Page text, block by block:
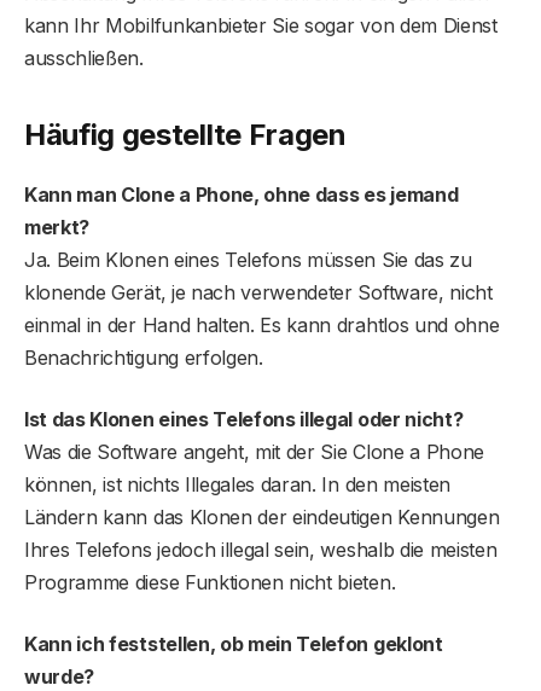
kann Ihr Mobilfunkanbieter Sie sogar von dem Dienst
ausschließen.
Häufig gestellte Fragen
Kann man Clone a Phone, ohne dass es jemand
merkt?
Ja. Beim Klonen eines Telefons müssen Sie das zu
klonende Gerät, je nach verwendeter Software, nicht
einmal in der Hand halten. Es kann drahtlos und ohne
Benachrichtigung erfolgen.
Ist das Klonen eines Telefons illegal oder nicht?
Was die Software angeht, mit der Sie Clone a Phone
können, ist nichts Illegales daran. In den meisten
Ländern kann das Klonen der eindeutigen Kennungen
Ihres Telefons jedoch illegal sein, weshalb die meisten
Programme diese Funktionen nicht bieten.
Kann ich feststellen, ob mein Telefon geklont
wurde?